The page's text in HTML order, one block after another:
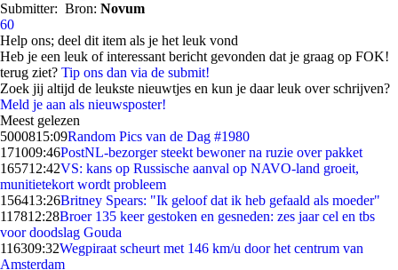
Submitter: Bron: Novum
60
Help ons; deel dit item als je het leuk vond
Heb je een leuk of interessant bericht gevonden dat je graag op FOK!
terug ziet? Tip ons dan via de submit!
Zoek jij altijd de leukste nieuwtjes en kun je daar leuk over schrijven?
Meld je aan als nieuwsposter!
Meest gelezen
5000815:09Random Pics van de Dag #1980
171009:46PostNL-bezorger steekt bewoner na ruzie over pakket
165712:42VS: kans op Russische aanval op NAVO-land groeit,
munitietekort wordt probleem
156413:26Britney Spears: "Ik geloof dat ik heb gefaald als moeder"
117812:28Broer 135 keer gestoken en gesneden: zes jaar cel en tbs
voor doodslag Gouda
116309:32Wegpiraat scheurt met 146 km/u door het centrum van
Amsterdam